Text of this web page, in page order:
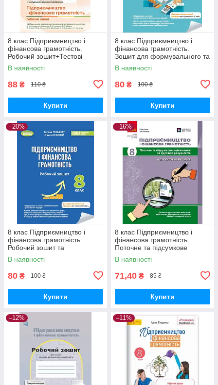
8 клас Підприємництво і
фінансова грамотність.
Робочий зошит+Тестові
завдання НУШ. Кузнєцова А.
Оріон
В наявності
88 ₴ 110 ₴
Купити
8 клас Підприємництво і
фінансова грамотність.
Зошит для формувального та
оцінювання Юхимович
Генеза
В наявності
80 ₴ 100 ₴
Купити
–20%
8 клас Підприємництво і
фінансова грамотність.
Робочий зошит та
діагностувальні роботи
Гільберг Генеза
В наявності
80 ₴ 100 ₴
Купити
–16%
8 клас Підприємництво і
фінансова грамотність
Поточне та підсумкове
оцінювання за групами рез.,
+ діаг. робота Кнорр Ю.В.
В наявності
71,40 ₴ 85 ₴
Купити
–12% –11%